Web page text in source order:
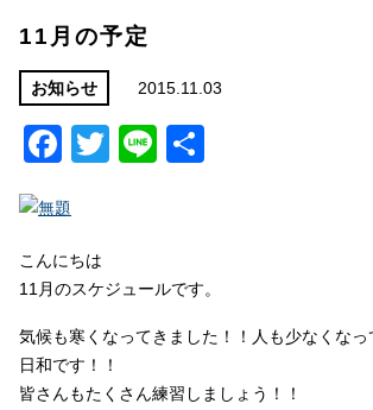
一松海岸 波情報
サイズ
カターアタマ
状態
ややハード
11月の予定
お知らせ 2015.11.03
Facebook
Twitter
Line
こんにちは
11月のスケジュールです。
気候も寒くなってきました！！人も少なくな
日和です！！
皆さんもたくさん練習しましょう！！